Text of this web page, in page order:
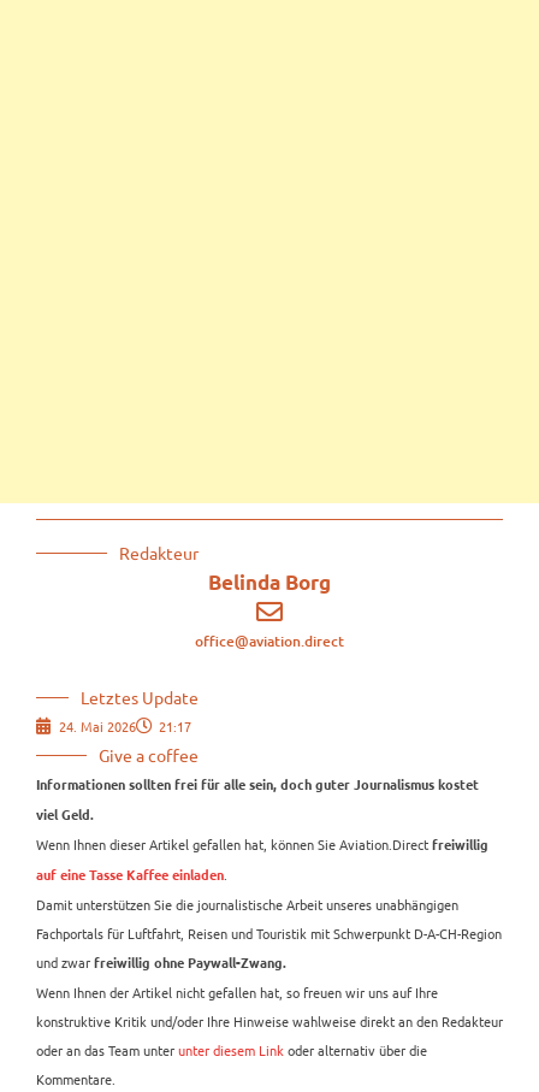
Redakteur
Belinda Borg
office@aviation.direct
Letztes Update
24. Mai 2026 21:17
Give a coffee
Informationen sollten frei für alle sein, doch guter Journalismus kostet
viel Geld.
Wenn Ihnen dieser Artikel gefallen hat, können Sie Aviation.Direct freiwillig
auf eine Tasse Kaffee einladen.
Damit unterstützen Sie die journalistische Arbeit unseres unabhängigen
Fachportals für Luftfahrt, Reisen und Touristik mit Schwerpunkt D-A-CH-Region
und zwar freiwillig ohne Paywall-Zwang.
Wenn Ihnen der Artikel nicht gefallen hat, so freuen wir uns auf Ihre
konstruktive Kritik und/oder Ihre Hinweise wahlweise direkt an den Redakteur
oder an das Team unterunter diesem Linkoder alternativ über die
Kommentare.